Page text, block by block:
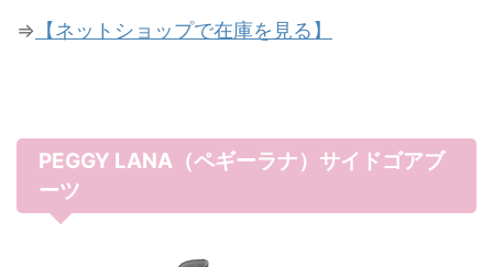
⇒ 【ネットショップで在庫を見る】
PEGGY LANA（ペギーラナ）サイドゴアブ
ーツ